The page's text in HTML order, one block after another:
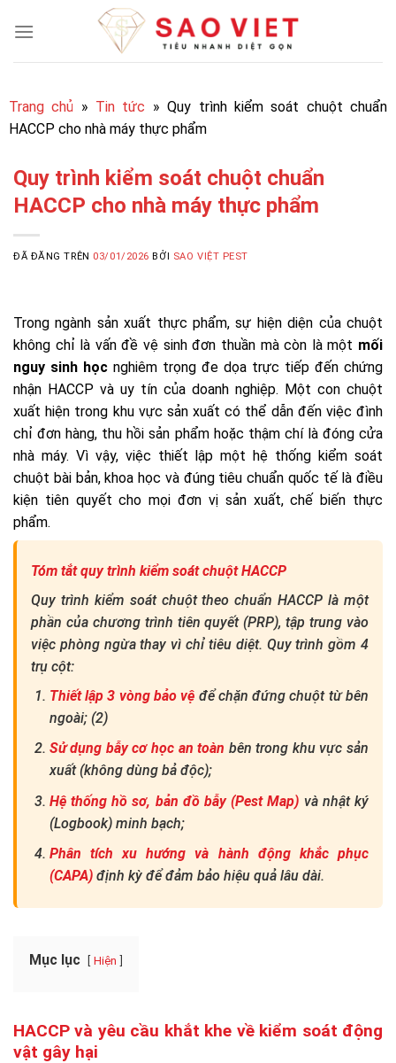
đến
Trang chủ » Tin tức »Quy trình kiểm soát chuột chuẩn
HACCP cho nhà máy thực phẩm
Quy trình kiểm soát chuột chuẩn
HACCP cho nhà máy thực phẩm
ĐÃ ĐĂNG TRÊN 03/01/2026 BỞI SAO VIỆT PEST
Trong ngành sản xuất thực phẩm, sự hiện diện của chuột
không chỉ là vấn đề vệ sinh đơn thuần mà còn là một mối
nguy sinh học nghiêm trọng đe dọa trực tiếp đến chứng
nhận HACCP và uy tín của doanh nghiệp. Một con chuột
xuất hiện trong khu vực sản xuất có thể dẫn đến việc đình
chỉ đơn hàng, thu hồi sản phẩm hoặc thậm chí là đóng cửa
nhà máy. Vì vậy, việc thiết lập một hệ thống kiểm soát
chuột bài bản, khoa học và đúng tiêu chuẩn quốc tế là điều
kiện tiên quyết cho mọi đơn vị sản xuất, chế biến thực
phẩm.
Tóm tắt quy trình kiểm soát chuột HACCP
Quy trình kiểm soát chuột theo chuẩn HACCP là một
phần của chương trình tiên quyết (PRP), tập trung vào
việc phòng ngừa thay vì chỉ tiêu diệt. Quy trình gồm 4
trụ cột:
Thiết lập 3 vòng bảo vệ để chặn đứng chuột từ bên
ngoài; (2)
Sử dụng bẫy cơ học an toàn bên trong khu vực sản
xuất (không dùng bả độc);
Hệ thống hồ sơ, bản đồ bẫy (Pest Map) và nhật ký
(Logbook) minh bạch;
Phân tích xu hướng và hành động khắc phục
(CAPA)định kỳ để đảm bảo hiệu quả lâu dài.
Mục lục Hiện
HACCP và yêu cầu khắt khe về kiểm soát động
vật gây hại